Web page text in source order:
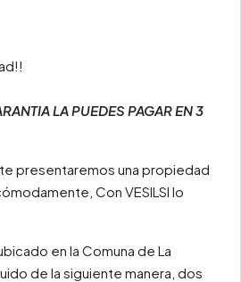
LA PUEDES PAGAR EN 3
presentaremos una propiedad
Con VESILSI lo
en la Comuna de La
de la siguiente manera, dos